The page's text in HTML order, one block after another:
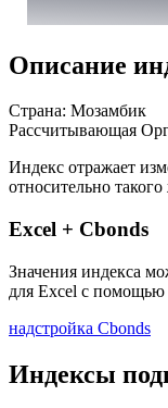
Описание
Страна: Мозамбик
Рассчитывающая
Индекс отражает
относительно
Excel + Cbonds
Значения индекса
для Excel с
надстройка Cbonds
Индексы